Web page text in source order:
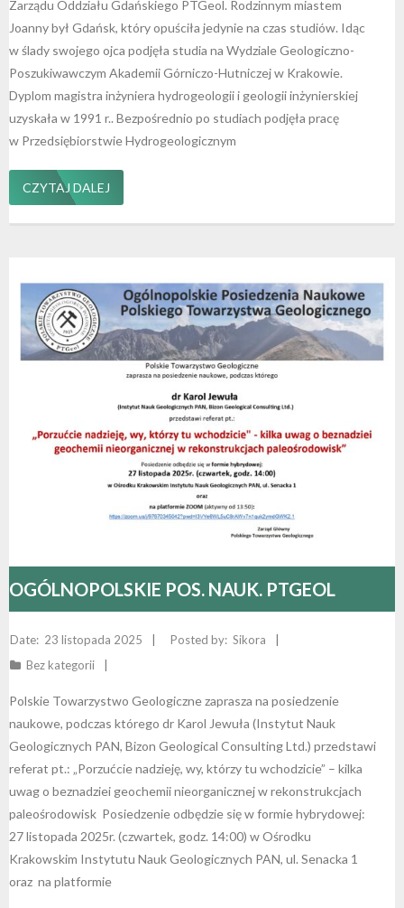
Zarządu Oddziału Gdańskiego PTGeol. Rodzinnym miastem
Joanny był Gdańsk, który opuściła jedynie na czas studiów. Idąc
w ślady swojego ojca podjęła studia na Wydziale Geologiczno-
Poszukiwawczym Akademii Górniczo-Hutniczej w Krakowie.
Dyplom magistra inżyniera hydrogeologii i geologii inżynierskiej
uzyskała w 1991 r.. Bezpośrednio po studiach podjęła pracę
w Przedsiębiorstwie Hydrogeologicznym
CZYTAJ DALEJ
OGÓLNOPOLSKIE POS. NAUK. PTGEOL
27.11.2025
23 listopada 2025
Sikora
Bez kategorii
Polskie Towarzystwo Geologiczne zaprasza na posiedzenie
naukowe, podczas którego dr Karol Jewuła (Instytut Nauk
Geologicznych PAN, Bizon Geological Consulting Ltd.) przedstawi
referat pt.: „Porzućcie nadzieję, wy, którzy tu wchodzicie” – kilka
uwag o beznadziei geochemii nieorganicznej w rekonstrukcjach
paleośrodowisk Posiedzenie odbędzie się w formie hybrydowej:
27 listopada 2025r. (czwartek, godz. 14:00) w Ośrodku
Krakowskim Instytutu Nauk Geologicznych PAN, ul. Senacka 1
oraz na platformie